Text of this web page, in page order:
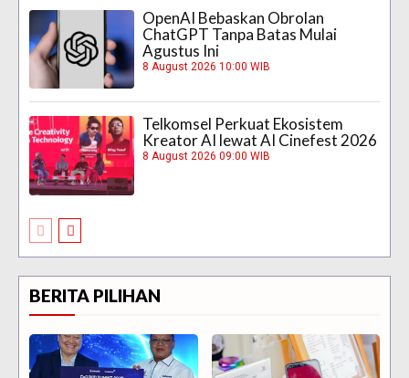
OpenAI Bebaskan Obrolan
ChatGPT Tanpa Batas Mulai
Agustus Ini
8 August 2026 10:00 WIB
Telkomsel Perkuat Ekosistem
Kreator AI lewat AI Cinefest 2026
8 August 2026 09:00 WIB
BERITA PILIHAN